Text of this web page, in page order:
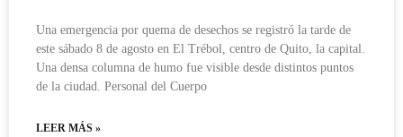
Una emergencia por quema de desechos se registró la tarde de
este sábado 8 de agosto en El Trébol, centro de Quito, la capital.
Una densa columna de humo fue visible desde distintos puntos
de la ciudad. Personal del Cuerpo
LEER MÁS »